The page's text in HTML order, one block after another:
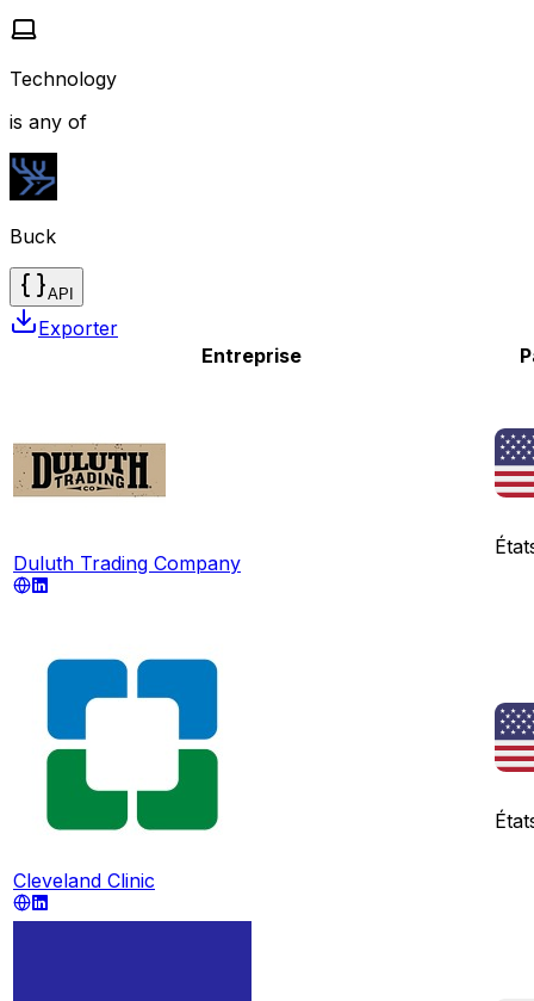
Technology
is any of
Buck
API
Exporter
Entreprise
Duluth Trading Company
Cleveland Clinic